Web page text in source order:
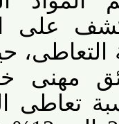
على
مهنى